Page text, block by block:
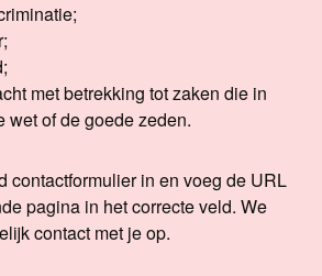
met betrekking tot zaken die in
wet of de goede zeden.
contactformulier in en voeg de URL
pagina in het correcte veld. We
contact met je op.